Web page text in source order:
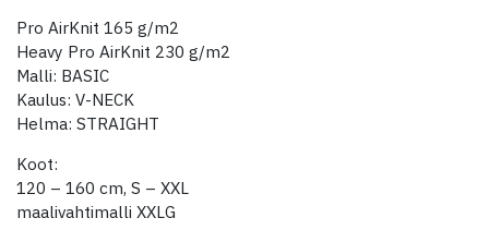
Pro AirKnit 165 g/m2
Heavy Pro AirKnit 230 g/m2
Malli: BASIC
Kaulus: V-NECK
Helma: STRAIGHT
Koot:
120 – 160 cm, S – XXL
maalivahtimalli XXLG